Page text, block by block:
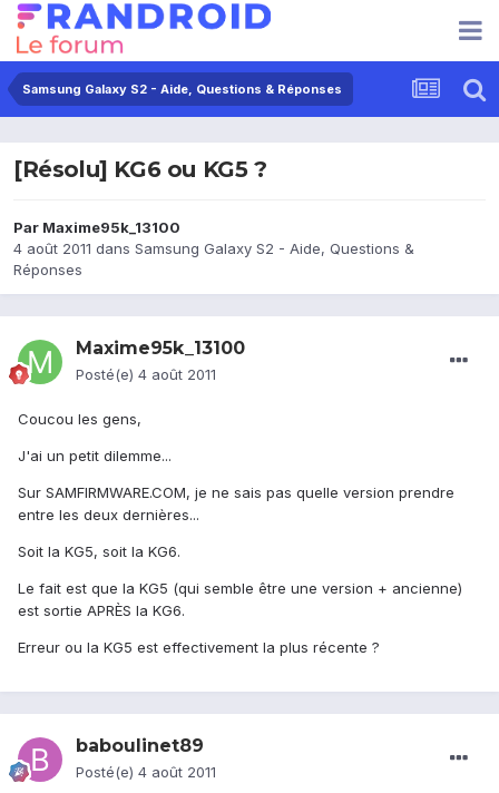
Samsung Galaxy S2 - Aide, Questions & Réponses
[Résolu] KG6 ou KG5 ?
Par Maxime95k_13100
4 août 2011 dans Samsung Galaxy S2 - Aide, Questions &
Réponses
Maxime95k_13100
Posté(e) 4 août 2011
Coucou les gens,
J'ai un petit dilemme...
Sur SAMFIRMWARE.COM, je ne sais pas quelle version prendre
entre les deux dernières...
Soit la KG5, soit la KG6.
Le fait est que la KG5 (qui semble être une version + ancienne)
est sortie APRÈS la KG6.
Erreur ou la KG5 est effectivement la plus récente ?
baboulinet89
Posté(e) 4 août 2011